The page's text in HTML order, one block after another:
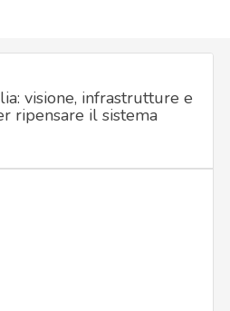
visione, infrastrutture e
ripensare il sistema